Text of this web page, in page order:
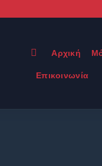
Αρχική
Επικοινωνία